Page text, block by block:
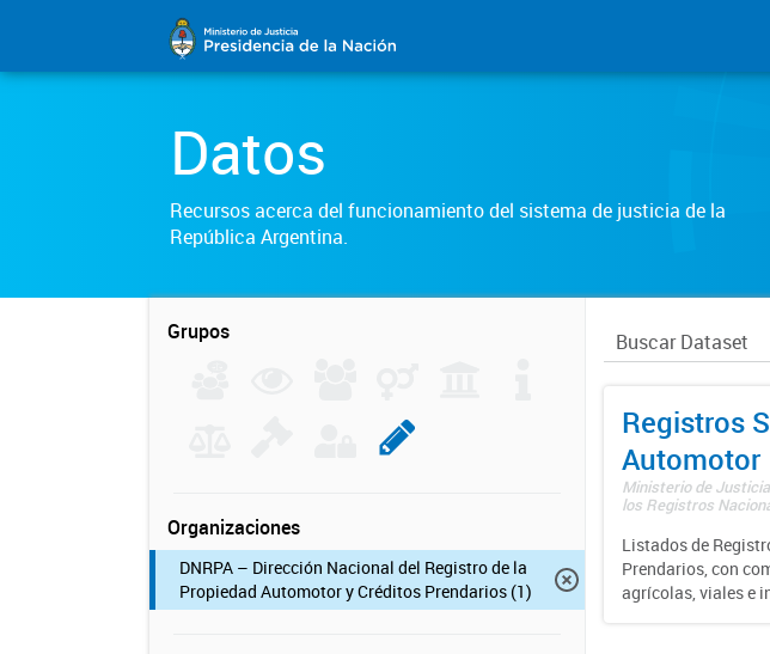
Datos
Recursos acerca del funcionamiento del sistema de justicia de la
República Argentina.
Grupos
Organizaciones
DNRPA – Dirección Nacional del Registro de la
Propiedad Automotor y Créditos Prendarios (1)
Registros
Automotor
Ministerio de
los Registros
Listados de
Prendarios, con
agrícolas, viales e